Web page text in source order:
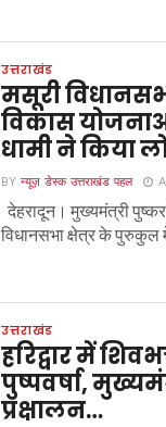
उत्तराखंड
मसूरी
विकास
धामी ने किया
BYन्यूज़ डेस्क उत्तराखंड पहल
देहरादून। मुख्यमंत्री
विधानसभा क्षेत्र के पुरुकुल
उत्तराखंड
हरिद्वार में
पुष्पवर्षा,
प्रक्षालन…